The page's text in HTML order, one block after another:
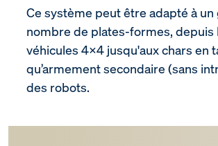
Ce système peut être adapté à un
nombre de plates-formes, depuis
véhicules 4x4 jusqu'aux chars en
qu’armement secondaire (sans
des robots.